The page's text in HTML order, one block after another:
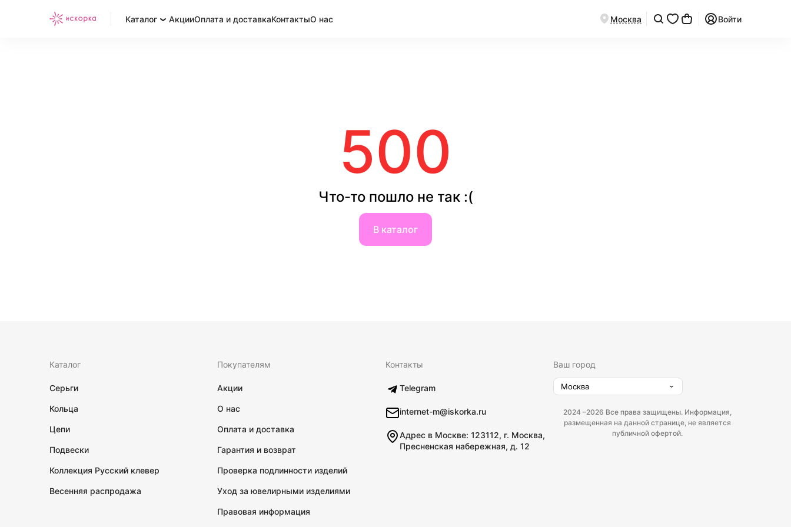
Каталог АкцииОплата и доставкаКонтактыО нас Москва Войти
500
Что-то пошло не так :(
В каталог
Каталог
Серьги
Кольца
Цепи
Подвески
Коллекция Русский клевер
Весенняя распродажа
Покупателям
Акции
О нас
Оплата и доставка
Гарантия и возврат
Проверка подлинности изделий
Уход за ювелирными изделиями
Правовая информация
Контакты
Telegram
internet-m@iskorka.ru
Адрес в Москве: 123112, г. Москва,
Пресненская набережная, д. 12
Ваш город
Москва
2024 –2026 Все права защищены. Информация,
размещенная на данной странице, не является
публичной офертой.